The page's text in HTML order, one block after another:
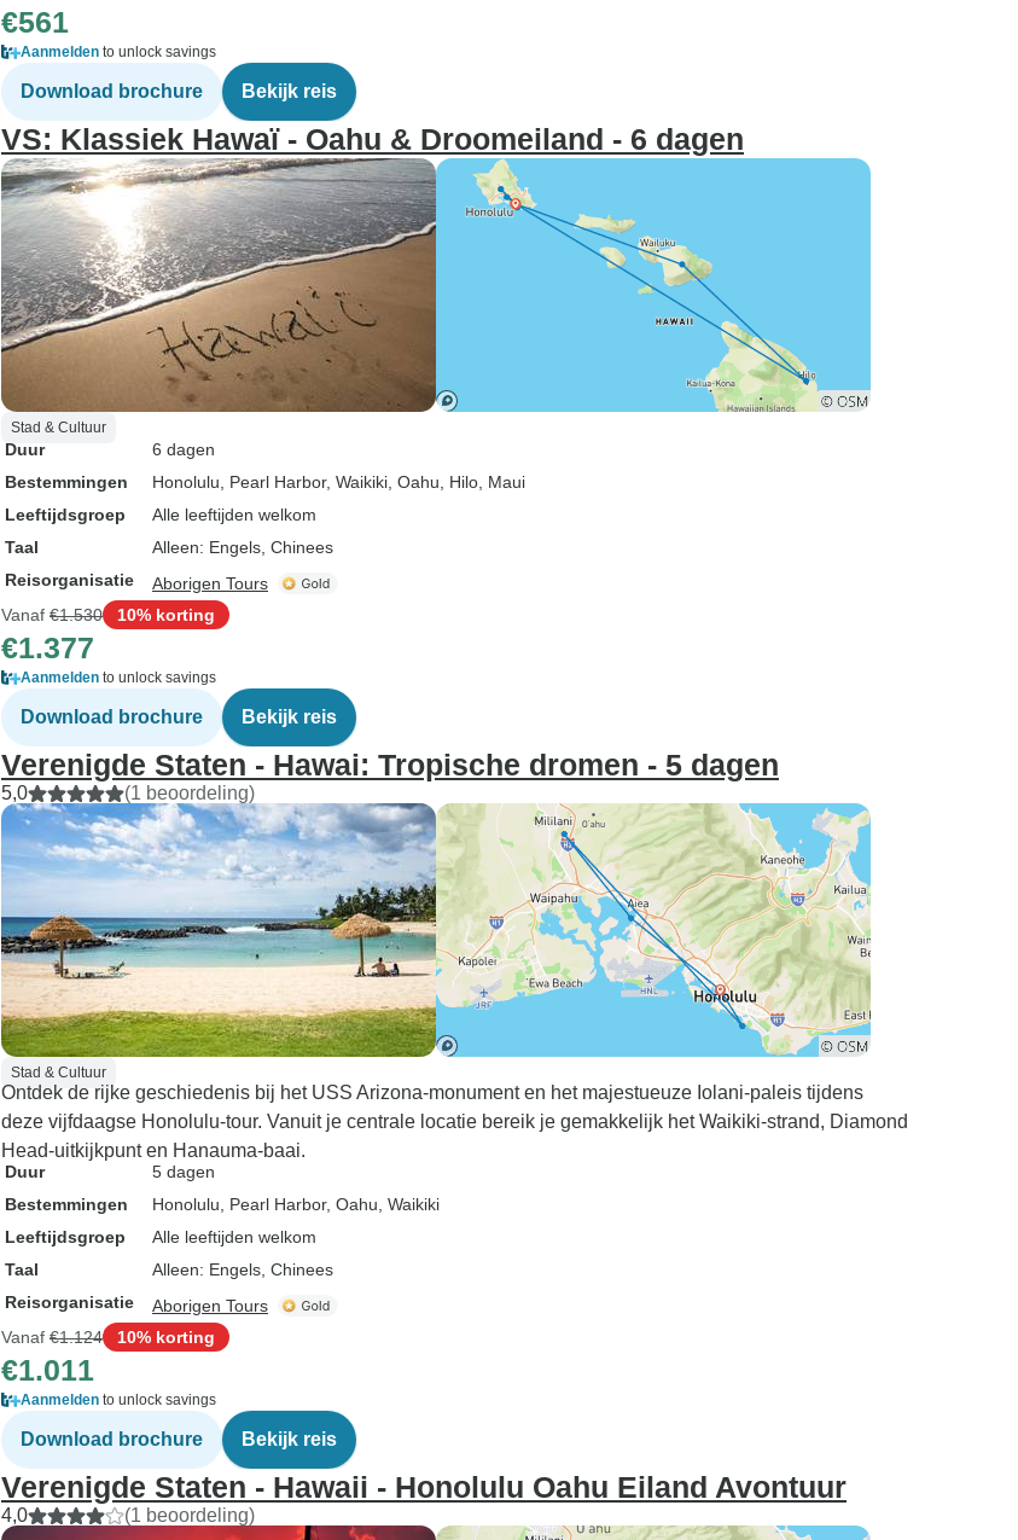
€561
Aanmelden to unlock savings
Download brochure Bekijk reis
VS: Klassiek Hawaï - Oahu & Droomeiland - 6 dagen
Stad & Cultuur
Duur
6 dagen
Bestemmingen
Honolulu , Pearl Harbor, Waikiki , Oahu , Hilo , Maui
Leeftijdsgroep
Alle leeftijden welkom
Taal
Alleen: Engels, Chinees
Reisorganisatie
Aborigen Tours
Vanaf €1.530 10% korting
€1.377
Aanmelden to unlock savings
Download brochure Bekijk reis
Verenigde Staten - Hawai: Tropische dromen - 5 dagen
5,0 (1 beoordeling)
Stad & Cultuur
Ontdek de rijke geschiedenis bij het USS Arizona-monument en het majestueuze Iolani-paleis tijdens
deze vijfdaagse Honolulu-tour. Vanuit je centrale locatie bereik je gemakkelijk het Waikiki-strand, Diamond
Head-uitkijkpunt en Hanauma-baai.
Duur
5 dagen
Bestemmingen
Honolulu , Pearl Harbor, Oahu , Waikiki
Leeftijdsgroep
Alle leeftijden welkom
Taal
Alleen: Engels, Chinees
Reisorganisatie
Aborigen Tours
Vanaf €1.124 10% korting
€1.011
Aanmelden to unlock savings
Download brochure Bekijk reis
Verenigde Staten - Hawaii - Honolulu Oahu Eiland Avontuur
4,0 (1 beoordeling)